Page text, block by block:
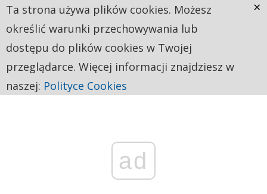
ad
Ta strona używa plików cookies. Możesz
określić warunki przechowywania lub
dostępu do plików cookies w Twojej
przeglądarce. Więcej informacji znajdziesz w
naszej: Polityce Cookies
×